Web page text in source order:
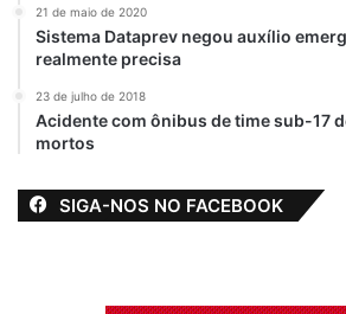
21 de maio de 2020
Sistema Dataprev negou auxílio
realmente precisa
23 de julho de 2018
Acidente com ônibus de time sub-17
mortos
SIGA-NOS NO FACEBOOK